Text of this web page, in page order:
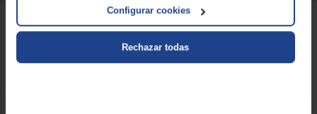
Configurar cookies
Rechazar todas
Características
es una máquina de hacer
helados doméstica.